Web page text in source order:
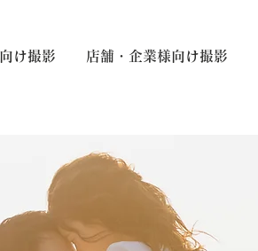
け撮影 店舗・企業様向け撮影